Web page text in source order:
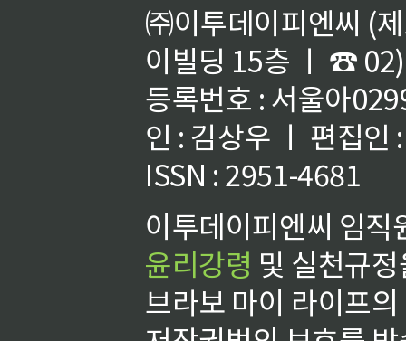
㈜이투데이피엔씨 (
이빌딩 15층 ㅣ ☎
등록번호 : 서울아
인 : 김상우 ㅣ 편집인
ISSN : 2951-4681
이투데이피엔씨 임
윤리강령 및 실천규
브라보 마이 라이프